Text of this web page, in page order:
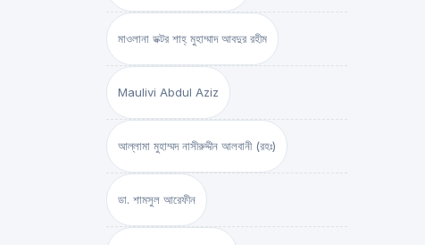
মাওলানা ডক্টর শাহ্‌ মুহাম্মাদ আবদুর রহীম
Maulivi Abdul Aziz
আল্লামা মুহাম্মদ নাসীরুদ্দীন আলবানী (রহঃ)
ডা. শামসুল আরেফীন